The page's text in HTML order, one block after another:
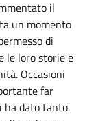
il
un momento
di
le loro storie e
Occasioni
far
ha dato tanto